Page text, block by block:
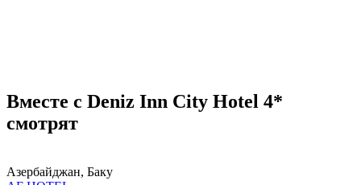
Вместе с Deniz Inn City Hotel 4*
смотрят
Азербайджан, Баку